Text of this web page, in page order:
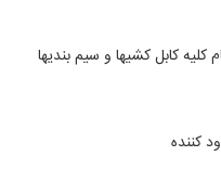
کابل کشیها و سیم بندیها
کننده